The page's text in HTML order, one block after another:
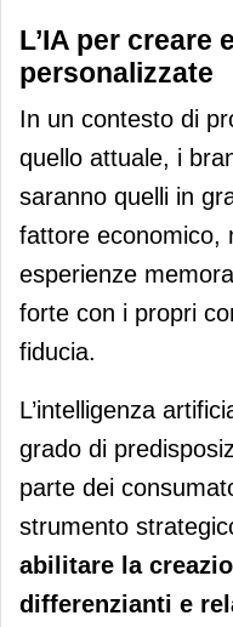
L’IA per creare
personalizzate
In un contesto di
quello attuale, i
saranno quelli in
fattore economico,
esperienze
forte con i propri
fiducia.
L’intelligenza
grado di
parte dei
strumento
abilitare la
differenzianti e